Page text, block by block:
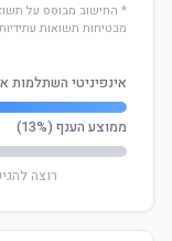
מבטיחות תשואות
אינפיניטי השתלמות
ממוצע הענף (13%)
רוצה